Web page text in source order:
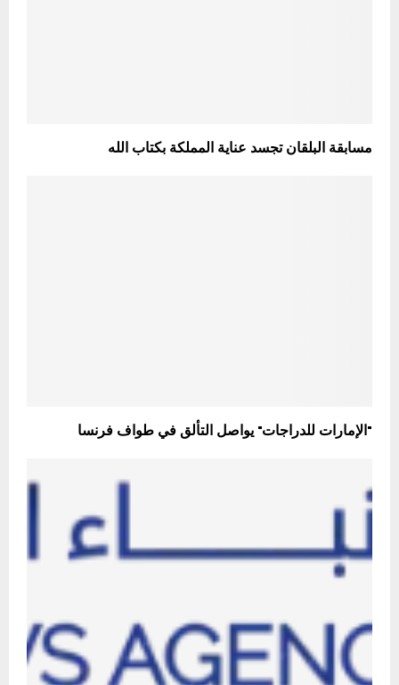
مسابقة البلقان تجسد عناية المملكة بكتاب الله
"الإمارات للدراجات" يواصل التألق في طواف فرنسا